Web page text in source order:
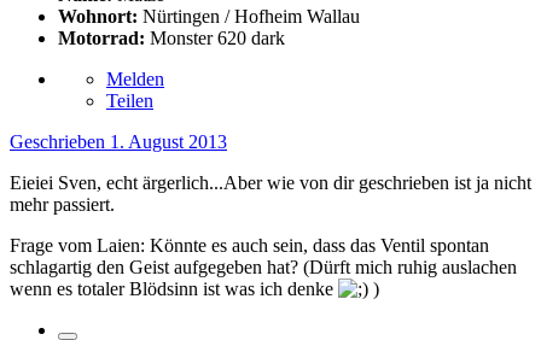
Wohnort: Nürtingen / Hofheim Wallau
Motorrad: Monster 620 dark
Melden
Teilen
Geschrieben 1. August 2013
Eieiei Sven, echt ärgerlich...Aber wie von dir geschrieben ist ja nicht
mehr passiert.
Frage vom Laien: Könnte es auch sein, dass das Ventil spontan
schlagartig den Geist aufgegeben hat? (Dürft mich ruhig auslachen
wenn es totaler Blödsinn ist was ich denke
)